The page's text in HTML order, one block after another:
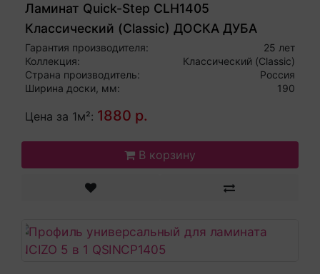
Ламинат Quick-Step CLH1405
Классический (Classic) ДОСКА ДУБА
СВЕТЛО-СЕРОГО СТАРИННОГО, 32 класс
влагостойкий
Гарантия производителя:
25 лет
Коллекция:
Классический (Classic)
Страна производитель:
Россия
Ширина доски, мм:
190
Цена за 1м²: 1880 р.
В корзину